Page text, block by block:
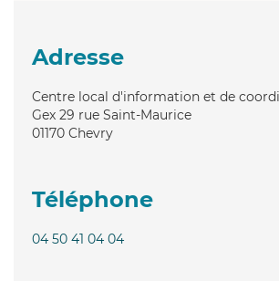
Adresse
Centre local d'information et de
Gex 29 rue Saint-Maurice
01170 Chevry
Téléphone
04 50 41 04 04